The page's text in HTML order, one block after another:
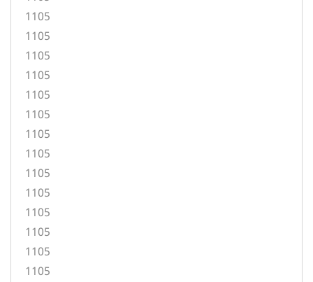
1105
1105
1105
1105
1105
1105
1105
1105
1105
1105
1105
1105
1105
1105